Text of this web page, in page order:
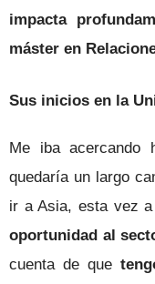
impacta
máster en
Sus inicios en la
Me iba acercando
quedaría un largo
ir a Asia, esta vez a
oportunidad al
cuenta de que